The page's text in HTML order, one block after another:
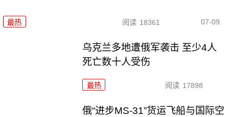
最热 阅读 18361 07-09
乌克兰多地遭俄军袭击 至少4人
死亡数十人受伤
最热 阅读 17898
俄“进步MS-31”货运飞船与国际空